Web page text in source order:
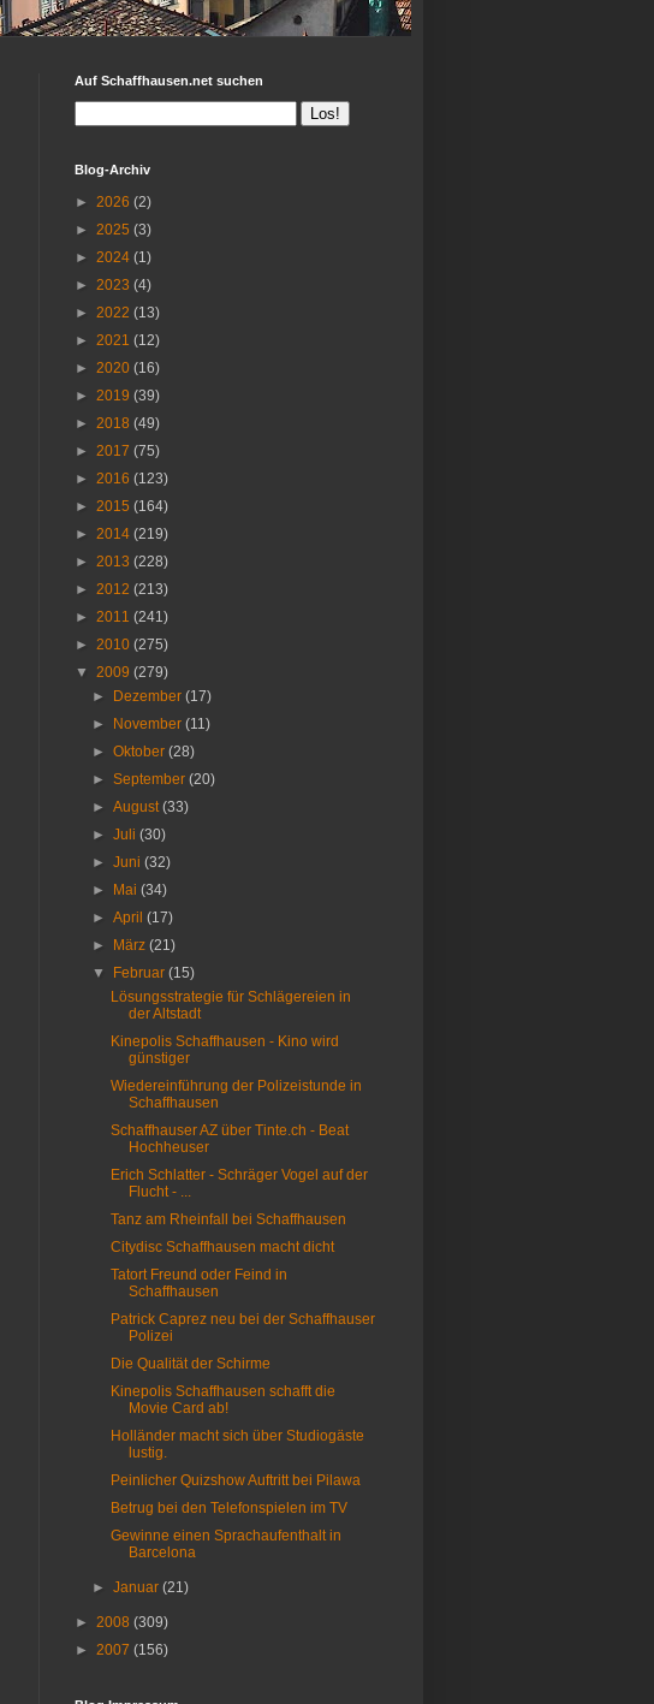
Auf Schaffhausen.net suchen
Blog-Archiv
► 2026 (2)
► 2025 (3)
► 2024 (1)
► 2023 (4)
► 2022 (13)
► 2021 (12)
► 2020 (16)
► 2019 (39)
► 2018 (49)
► 2017 (75)
► 2016 (123)
► 2015 (164)
► 2014 (219)
► 2013 (228)
► 2012 (213)
► 2011 (241)
► 2010 (275)
▼ 2009 (279)
►
Dezember(17)
►
November(11)
►Oktober(28)
►September(20)
►August(33)
►Juli(30)
►Juni(32)
►
Mai(34)
►April(17)
►
März(21)
▼
Februar(15)
Lösungsstrategie für Schlägereien in
der Altstadt
Kinepolis Schaffhausen - Kino wird
günstiger
Wiedereinführung der Polizeistunde in
Schaffhausen
Schaffhauser AZ über Tinte.ch - Beat
Hochheuser
Erich Schlatter - Schräger Vogel auf der
Flucht - ...
Tanz am Rheinfall bei Schaffhausen
Citydisc Schaffhausen macht dicht
Tatort Freund oder Feind in
Schaffhausen
Patrick Caprez neu bei der Schaffhauser
Polizei
Die Qualität der Schirme
Kinepolis Schaffhausen schafft die
Movie Card ab!
Holländer macht sich über Studiogäste
lustig.
Peinlicher Quizshow Auftritt bei Pilawa
Betrug bei den Telefonspielen im TV
Gewinne einen Sprachaufenthalt in
Barcelona
►Januar(21)
► 2008 (309)
► 2007 (156)